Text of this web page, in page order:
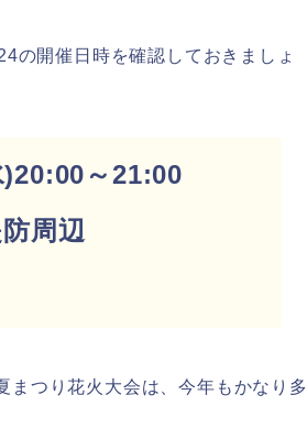
の開催日時を確認しておきましょ
)20:00～21:00
周辺
まつり花火大会は、今年もかなり多